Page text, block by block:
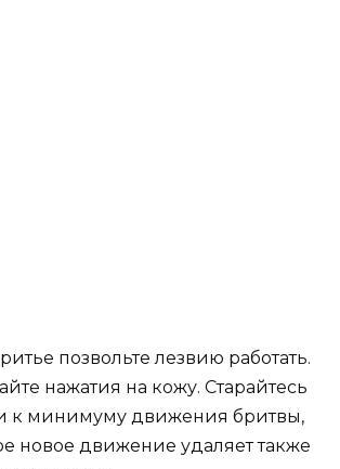
позвольте лезвию работать.
нажатия на кожу. Старайтесь
к минимуму движения бритвы,
новое движение удаляет также